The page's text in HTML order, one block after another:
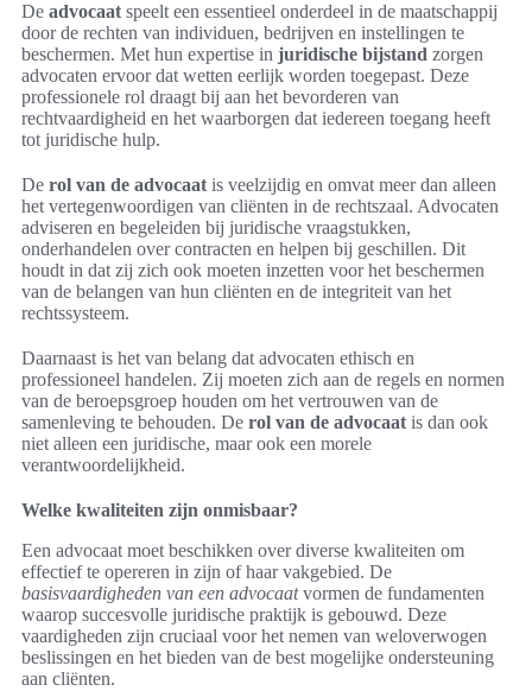
De advocaat speelt een essentieel onderdeel in de maatschappij
door de rechten van individuen, bedrijven en instellingen te
beschermen. Met hun expertise in juridische bijstand zorgen
advocaten ervoor dat wetten eerlijk worden toegepast. Deze
professionele rol draagt bij aan het bevorderen van
rechtvaardigheid en het waarborgen dat iedereen toegang heeft
tot juridische hulp.
De rol van de advocaat is veelzijdig en omvat meer dan alleen
het vertegenwoordigen van cliënten in de rechtszaal. Advocaten
adviseren en begeleiden bij juridische vraagstukken,
onderhandelen over contracten en helpen bij geschillen. Dit
houdt in dat zij zich ook moeten inzetten voor het beschermen
van de belangen van hun cliënten en de integriteit van het
rechtssysteem.
Daarnaast is het van belang dat advocaten ethisch en
professioneel handelen. Zij moeten zich aan de regels en normen
van de beroepsgroep houden om het vertrouwen van de
samenleving te behouden. De rol van de advocaat is dan ook
niet alleen een juridische, maar ook een morele
verantwoordelijkheid.
Welke kwaliteiten zijn onmisbaar?
Een advocaat moet beschikken over diverse kwaliteiten om
effectief te opereren in zijn of haar vakgebied. De
basisvaardigheden van een advocaatvormen de fundamenten
waarop succesvolle juridische praktijk is gebouwd. Deze
vaardigheden zijn cruciaal voor het nemen van weloverwogen
beslissingen en het bieden van de best mogelijke ondersteuning
aan cliënten.